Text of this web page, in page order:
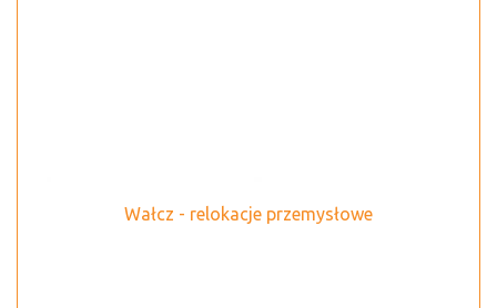
Wałcz - relokacje przemysłowe